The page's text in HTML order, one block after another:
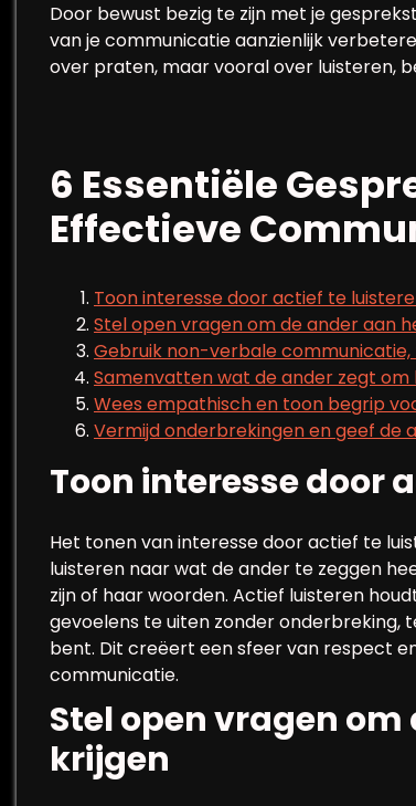
Door bewust bezig te zijn met je
van je communicatie aanzienlijk
over praten, maar vooral over luisteren,
6 Essentiële
Effectieve
Toon interesse door actief te
Stel open vragen om de ander aan
Gebruik non-verbale
Samenvatten wat de ander zegt
Wees empathisch en toon begrip
Vermijd onderbrekingen en geef de
Toon interesse door
Het tonen van interesse door actief te
luisteren naar wat de ander te zeggen
zijn of haar woorden. Actief luisteren
gevoelens te uiten zonder
bent. Dit creëert een sfeer van respect
communicatie.
Stel open vragen
krijgen